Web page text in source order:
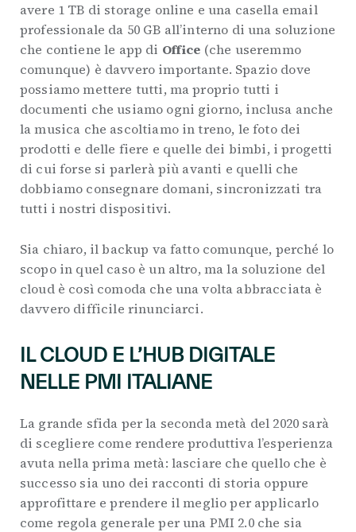
avere 1 TB di storage online e una casella email
professionale da 50 GB all’interno di una soluzione
che contiene le app di Office (che useremmo
comunque) è davvero importante. Spazio dove
possiamo mettere tutti, ma proprio tutti i
documenti che usiamo ogni giorno, inclusa anche
la musica che ascoltiamo in treno, le foto dei
prodotti e delle fiere e quelle dei bimbi, i progetti
di cui forse si parlerà più avanti e quelli che
dobbiamo consegnare domani, sincronizzati tra
tutti i nostri dispositivi.
Sia chiaro, il backup va fatto comunque, perché lo
scopo in quel caso è un altro, ma la soluzione del
cloud è così comoda che una volta abbracciata è
davvero difficile rinunciarci.
IL CLOUD E L’HUB DIGITALE
NELLE PMI ITALIANE
La grande sfida per la seconda metà del 2020 sarà
di scegliere come rendere produttiva l’esperienza
avuta nella prima metà: lasciare che quello che è
successo sia uno dei racconti di storia oppure
approfittare e prendere il meglio per applicarlo
come regola generale per una PMI 2.0 che sia